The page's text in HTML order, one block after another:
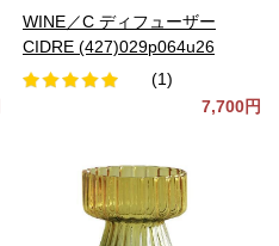
WINE／C ディフューザー
CIDRE (427)029p064u26
(1)
7,700円